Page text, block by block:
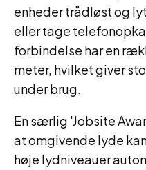
enheder trådløst og
eller tage
forbindelse har en
meter, hvilket giver
under brug.
En særlig 'Jobsite
at omgivende lyde
høje lydniveauer